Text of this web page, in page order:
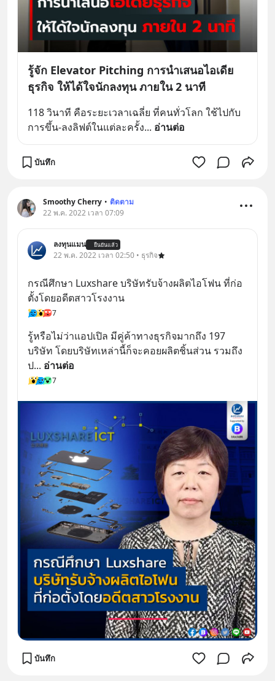
รู้จัก Elevator Pitching การนำเสนอไอเดีย
ธุรกิจ ให้ได้ใจนักลงทุน ภายใน 2 นาที
118 วินาที คือระยะเวลาเฉลี่ย ที่คนทั่วโลก ใช้ไปกับ
การขึ้น-ลงลิฟต์ในแต่ละครั้ง... อ่านต่อ
บันทึก
Smoothy Cherry • ติดตาม
22 พ.ค. 2022 เวลา 07:09
ลงทุนแมน ยืนยันแล้ว
22 พ.ค. 2022 เวลา 02:50 • ธุรกิจ
กรณีศึกษา Luxshare บริษัทรับจ้างผลิตไอโฟน ที่ก่อ
ตั้งโดยอดีตสาวโรงงาน
7
รู้หรือไม่ว่าแอปเปิล มีคู่ค้าทางธุรกิจมากถึง 197
บริษัท โดยบริษัทเหล่านี้ก็จะคอยผลิตชิ้นส่วน รวมถึง
ป... อ่านต่อ
7
บันทึก